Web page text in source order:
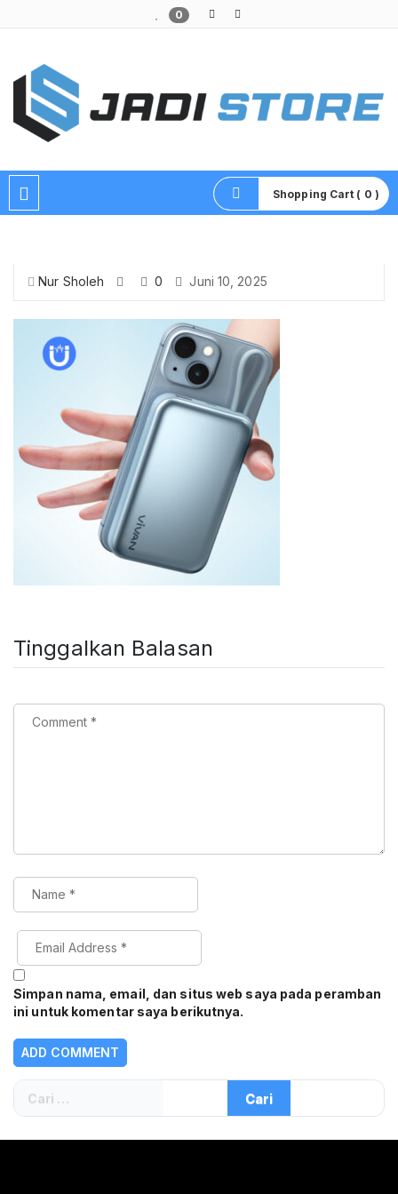
0
Shopping Cart ( 0 )
Nur Sholeh 0 Juni 10, 2025
Tinggalkan Balasan
Simpan nama, email, dan situs web saya pada peramban
ini untuk komentar saya berikutnya.
Cari
untuk: